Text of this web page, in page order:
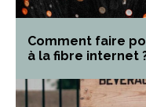
Comment faire
à la fibre internet